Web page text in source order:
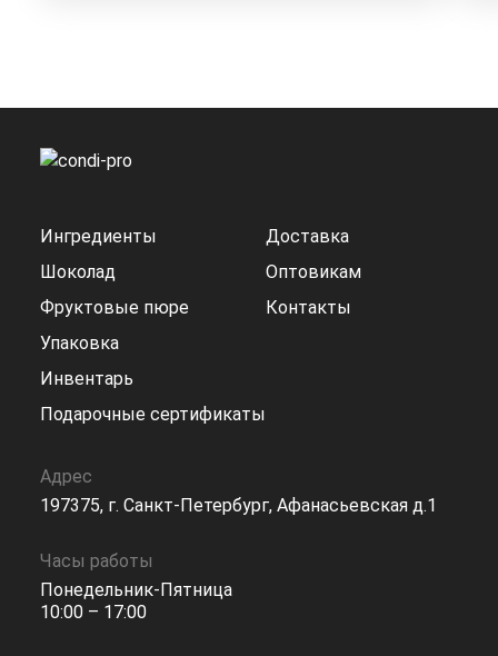
Ингредиенты
Шоколад
Фруктовые пюре
Упаковка
Инвентарь
Подарочные сертификаты
Доставка
Оптовикам
Контакты
Адрес
197375, г. Санкт-Петербург, Афанасьевская д.1
Часы работы
Понедельник-Пятница
10:00 – 17:00